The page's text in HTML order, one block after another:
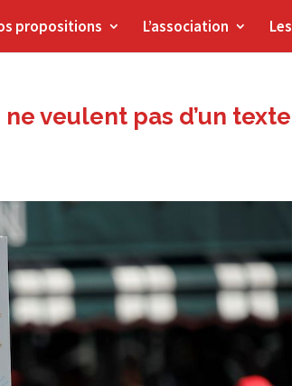
propositions L’association
veulent pas d’un texte